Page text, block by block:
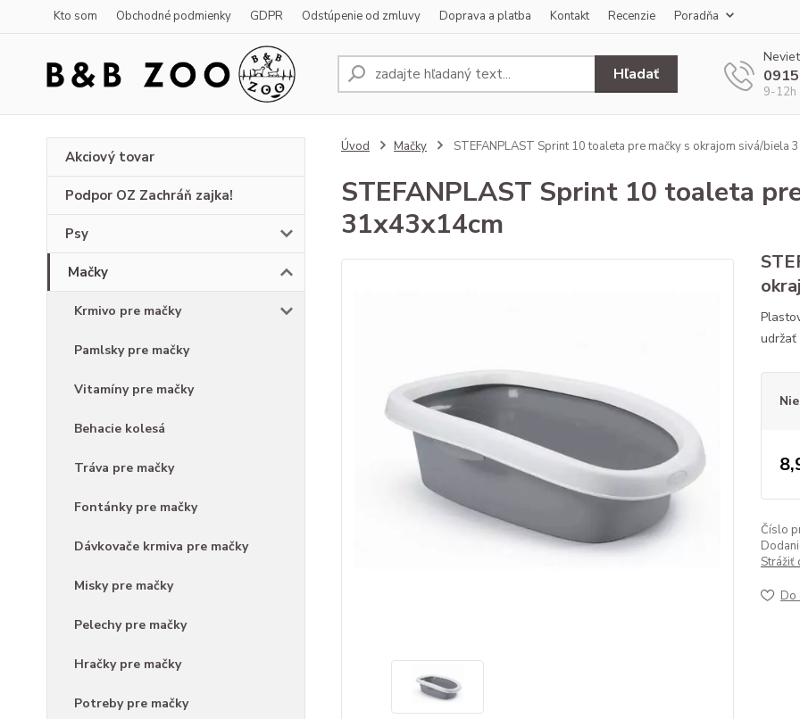
Kto som Obchodné podmienky GDPR Odstúpenie od zmluvy Doprava a platba Kontakt Recenzie Poradňa
Hľadať
9-12h
Akciový tovar
Podpor OZ Zachráň zajka!
Psy
Mačky
Krmivo pre mačky
Pamlsky pre mačky
Vitamíny pre mačky
Behacie kolesá
Tráva pre mačky
Fontánky pre mačky
Dávkovače krmiva pre mačky
Misky pre mačky
Pelechy pre mačky
Hračky pre mačky
Potreby pre mačky
Úvod Mačky STEFANPLAST Sprint 10 toaleta pre mačky s okrajom sivá/biela
STEFANPLAST Sprint 10 toaleta
31x43x14cm
udržať
Číslo
Strážiť
Do